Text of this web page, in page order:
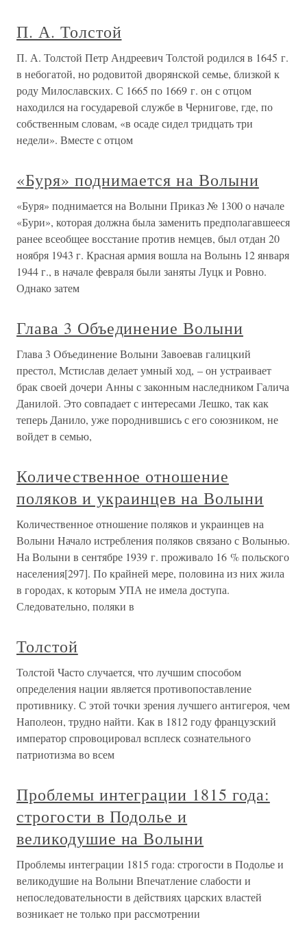
П. А. Толстой
П. А. Толстой Петр Андреевич Толстой родился в 1645 г.
в небогатой, но родовитой дворянской семье, близкой к
роду Милославских. С 1665 по 1669 г. он с отцом
находился на государевой службе в Чернигове, где, по
собственным словам, «в осаде сидел тридцать три
недели». Вместе с отцом
«Буря» поднимается на Волыни
«Буря» поднимается на Волыни Приказ № 1300 о начале
«Бури», которая должна была заменить предполагавшееся
ранее всеобщее восстание против немцев, был отдан 20
ноября 1943 г. Красная армия вошла на Волынь 12 января
1944 г., в начале февраля были заняты Луцк и Ровно.
Однако затем
Глава 3 Объединение Волыни
Глава 3 Объединение Волыни Завоевав галицкий
престол, Мстислав делает умный ход, – он устраивает
брак своей дочери Анны с законным наследником Галича
Данилой. Это совпадает с интересами Лешко, так как
теперь Данило, уже породнившись с его союзником, не
войдет в семью,
Количественное отношение
поляков и украинцев на Волыни
Количественное отношение поляков и украинцев на
Волыни Начало истребления поляков связано с Волынью.
На Волыни в сентябре 1939 г. проживало 16 % польского
населения[297]. По крайней мере, половина из них жила
в городах, к которым УПА не имела доступа.
Следовательно, поляки в
Толстой
Толстой Часто случается, что лучшим способом
определения нации является противопоставление
противнику. С этой точки зрения лучшего антигероя, чем
Наполеон, трудно найти. Как в 1812 году французский
император спровоцировал всплеск сознательного
патриотизма во всем
Проблемы интеграции 1815 года:
строгости в Подолье и
великодушие на Волыни
Проблемы интеграции 1815 года: строгости в Подолье и
великодушие на Волыни Впечатление слабости и
непоследовательности в действиях царских властей
возникает не только при рассмотрении